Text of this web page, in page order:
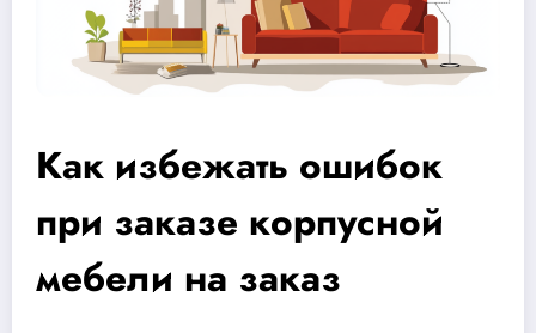
Как избежать ошибок
при заказе корпусной
мебели на заказ